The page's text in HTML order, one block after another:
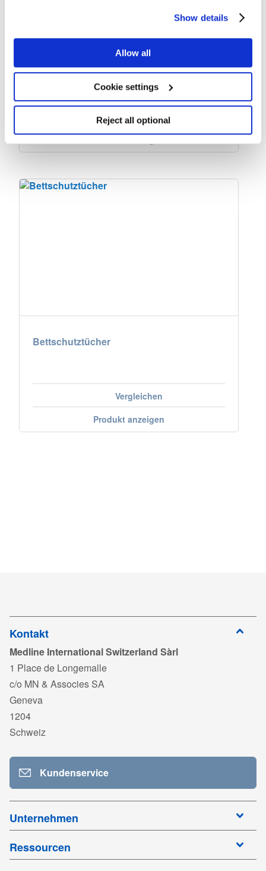
Show details
Allow all
Cookie settings
Reject all optional
Saugfähigkeit
Vergleichen
Bettschutztücher
Vergleichen
Produkt anzeigen
Kontakt
Medline International Switzerland Sàrl
1 Place de Longemalle
c/o MN & Associes SA
Geneva
1204
Schweiz
Kundenservice
Unternehmen
Ressourcen